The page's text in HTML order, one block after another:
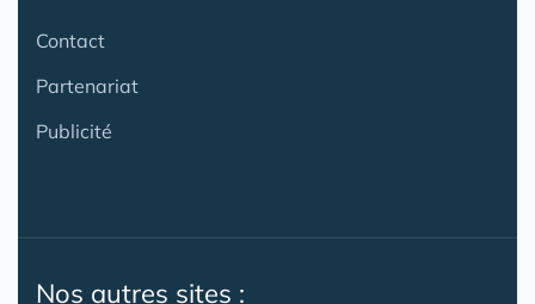
Contact
Partenariat
Publicité
Nos autres sites :